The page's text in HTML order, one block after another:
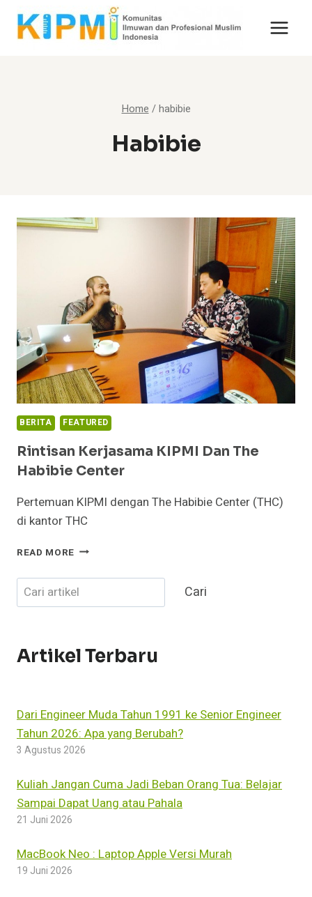
Skip
Home / habibie
Habibie
BERITA FEATURED
Rintisan Kerjasama KIPMI Dan The
Habibie Center
Pertemuan KIPMI dengan The Habibie Center (THC)
di kantor THC
READ MORE RINTISAN
KIPMI
DAN
THE
Cari Cari
Artikel Terbaru
Dari Engineer Muda Tahun 1991 ke Senior Engineer
Tahun 2026: Apa yang Berubah?
3 Agustus 2026
Kuliah Jangan Cuma Jadi Beban Orang Tua: Belajar
Sampai Dapat Uang atau Pahala
21 Juni 2026
MacBook Neo : Laptop Apple Versi Murah
19 Juni 2026